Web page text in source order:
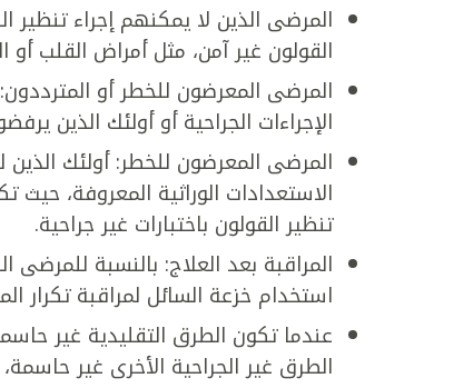
المرضى الذين لا يمكنهم إجراء
القولون غير آمن، مثل أمراض القلب أو
المرضى المعرضون للخطر أو
الإجراءات الجراحية أو أولئك الذين
المرضى المعرضون للخطر: أولئك
الاستعدادات الوراثية المعروفة، حيث
تنظير القولون باختبارات غير جراحية.
المراقبة بعد العلاج: بالنسبة
استخدام خزعة السائل لمراقبة تكرار
عندما تكون الطرق التقليدية غير
الطرق غير الجراحية الأخرى غير